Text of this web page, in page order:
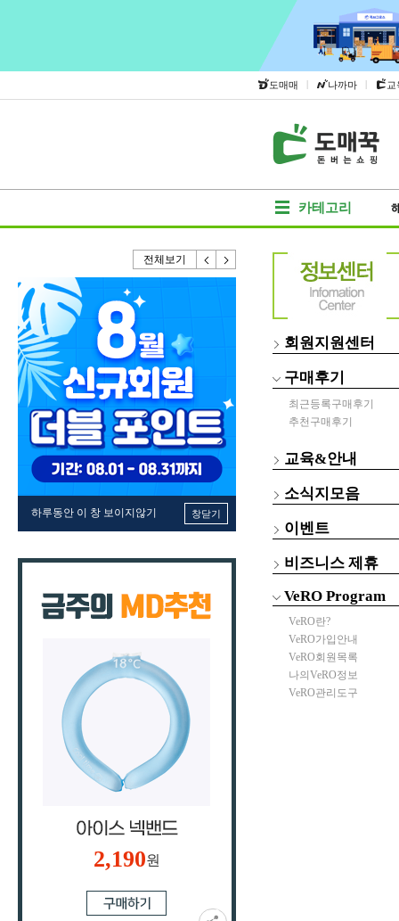
도매매 | 나까마 | 교
카테고리
전체보기
하루동안 이 창 보이지않기 창닫기
2,190원
회원지원센터
구매후기
최근등록구매후기
추천구매후기
교육&안내
소식지모음
이벤트
비즈니스 제휴
VeRO Program
VeRO란?
VeRO가입안내
VeRO회원목록
나의VeRO정보
VeRO관리도구